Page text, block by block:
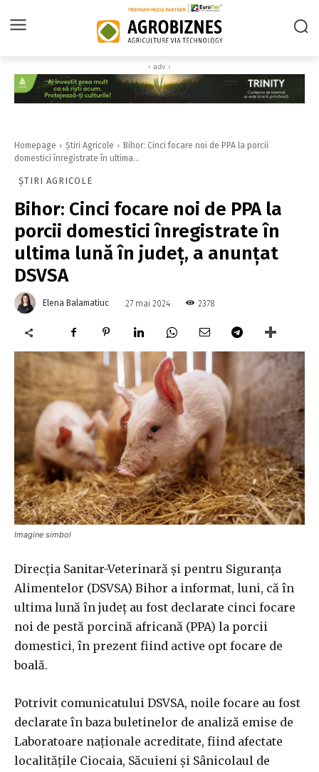
‹ adv ›
Homepage Știri Agricole
Bihor: Cinci focare noi de PPA la porcii
domestici înregistrate în ultima...
ȘTIRI AGRICOLE
Bihor: Cinci focare noi de PPA la
porcii domestici înregistrate în
ultima lună în judeţ, a anunţat
DSVSA
Elena Balamatiuc 27 mai 2024 2378
Imagine simbol
Direcţia Sanitar-Veterinară şi pentru Siguranţa
Alimentelor (DSVSA) Bihor a informat, luni, că în
ultima lună în judeţ au fost declarate cinci focare
noi de pestă porcină africană (PPA) la porcii
domestici, în prezent fiind active opt focare de
boală.
Potrivit comunicatului DSVSA, noile focare au fost
declarate în baza buletinelor de analiză emise de
Laboratoare naţionale acreditate, fiind afectate
localităţile Ciocaia, Săcuieni şi Sânicolaul de